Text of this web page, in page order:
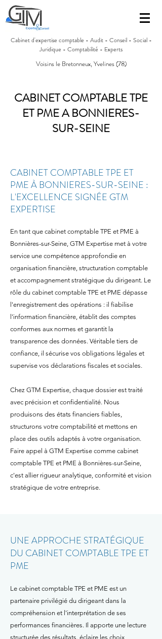
Cabinet d'expertise comptable - Audit - Conseil - Social -
Juridique - Comptabilité - Experts
Voisins le Bretonneux, Yvelines (78)
CABINET COMPTABLE TPE
ET PME A BONNIERES-
SUR-SEINE
CABINET COMPTABLE TPE ET
PME À BONNIERES-SUR-SEINE :
L'EXCELLENCE SIGNÉE GTM
EXPERTISE
En tant que cabinet comptable TPE et PME à
Bonnières-sur-Seine, GTM Expertise met à votre
service une compétence approfondie en
organisation financière, structuration comptable
et accompagnement stratégique du dirigeant. Le
rôle du cabinet comptable TPE et PME dépasse
l'enregistrement des opérations : il fiabilise
l'information financière, établit des comptes
conformes aux normes et garantit la
transparence des données. Véritable tiers de
confiance, il sécurise vos obligations légales et
supervise vos déclarations fiscales et sociales.
Chez GTM Expertise, chaque dossier est traité
avec précision et confidentialité. Nous
produisons des états financiers fiables,
structurons votre comptabilité et mettons en
place des outils adaptés à votre organisation.
Faire appel à GTM Expertise comme cabinet
comptable TPE et PME à Bonnières-sur-Seine,
c'est allier rigueur analytique, conformité et vision
stratégique de votre entreprise.
UNE APPROCHE STRATÉGIQUE
DU CABINET COMPTABLE TPE ET
PME
Le cabinet comptable TPE et PME est un
partenaire privilégié du dirigeant dans la
compréhension et l'interprétation de ses
performances financières. Il apporte une lecture
structurée des résultats, éclaire les choix